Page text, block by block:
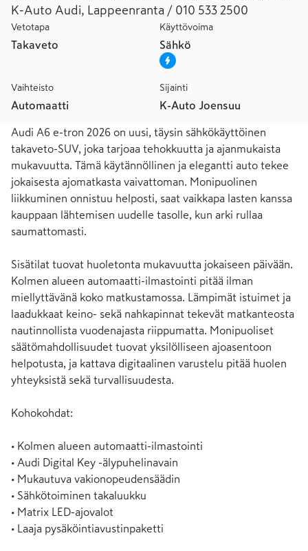
K-Auto Audi, Lappeenranta / 010 533 2500
Vetotapa
Takaveto
Käyttövoima
Sähkö
Vaihteisto
Automaatti
Sijainti
K-Auto Joensuu
Audi A6 e-tron 2026 on uusi, täysin sähkökäyttöinen
takaveto-SUV, joka tarjoaa tehokkuutta ja ajanmukaista
mukavuutta. Tämä käytännöllinen ja elegantti auto tekee
jokaisesta ajomatkasta vaivattoman. Monipuolinen
liikkuminen onnistuu helposti, saat vaikkapa lasten kanssa
kauppaan lähtemisen uudelle tasolle, kun arki rullaa
saumattomasti.
Sisätilat tuovat huoletonta mukavuutta jokaiseen päivään.
Kolmen alueen automaatti-ilmastointi pitää ilman
miellyttävänä koko matkustamossa. Lämpimät istuimet ja
laadukkaat keino- sekä nahkapinnat tekevät matkanteosta
nautinnollista vuodenajasta riippumatta. Monipuoliset
säätömahdollisuudet tuovat yksilölliseen ajoasentoon
helpotusta, ja kattava digitaalinen varustelu pitää huolen
yhteyksistä sekä turvallisuudesta.
Kohokohdat:
• Kolmen alueen automaatti-ilmastointi
• Audi Digital Key -älypuhelinavain
• Mukautuva vakionopeudensäädin
• Sähkötoiminen takaluukku
• Matrix LED-ajovalot
• Laaja pysäköintiavustinpaketti